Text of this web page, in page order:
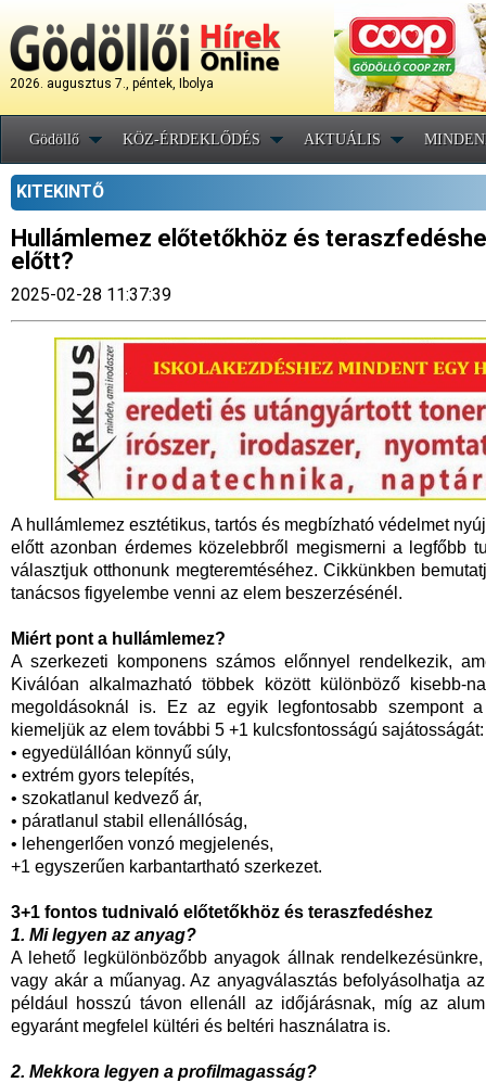
2026. augusztus 7., péntek, Ibolya
Gödöllő KÖZ-ÉRDEKLŐDÉS AKTUÁLIS
KITEKINTŐ
Hullámlemez előtetőkhöz és
előtt?
2025-02-28 11:37:39
A hullámlemez esztétikus, tartós és megbízható védelmet
előtt azonban érdemes közelebbről megismerni a legfőbb
választjuk otthonunk megteremtéséhez. Cikkünkben
tanácsos figyelembe venni az elem beszerzésénél.
Miért pont a hullámlemez?
A szerkezeti komponens számos előnnyel rendelkezik,
Kiválóan alkalmazható többek között különböző kisebb-
megoldásoknál is. Ez az egyik legfontosabb szempont
kiemeljük az elem további 5 +1 kulcsfontosságú sajátosságát:
• egyedülállóan könnyű súly,
• extrém gyors telepítés,
• szokatlanul kedvező ár,
• páratlanul stabil ellenállóság,
• lehengerlően vonzó megjelenés,
+1 egyszerűen karbantartható szerkezet.
3+1 fontos tudnivaló előtetőkhöz és teraszfedéshez
1. Mi legyen az anyag?
A lehető legkülönbözőbb anyagok állnak
vagy akár a műanyag. Az anyagválasztás befolyásolhatja
például hosszú távon ellenáll az időjárásnak, míg az
egyaránt megfelel kültéri és beltéri használatra is.
2. Mekkora legyen a profilmagasság?